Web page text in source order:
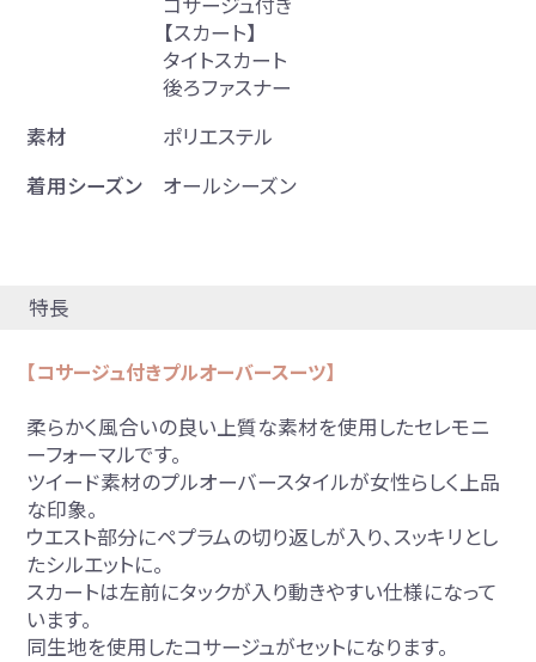
【スカート】
タイトスカート
後ろファスナー
素材
ポリエステル
着用シーズン
オールシーズン
特長
【コサージュ付きプルオーバースーツ】
柔らかく風合いの良い上質な素材を使用したセレモニ
ーフォーマルです。
ツイード素材のプルオーバースタイルが女性らしく上品
な印象。
ウエスト部分にペプラムの切り返しが入り、スッキリとし
たシルエットに。
スカートは左前にタックが入り動きやすい仕様になって
います。
同生地を使用したコサージュがセットになります。